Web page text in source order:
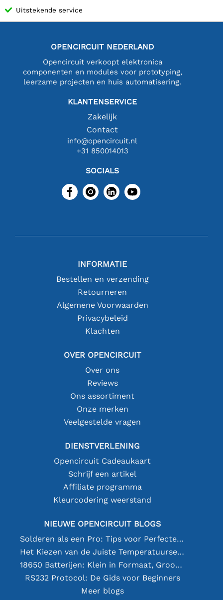
Uitstekende service
OPENCIRCUIT NEDERLAND
Opencircuit verkoopt elektronica
componenten en modules voor prototyping,
leerzame projecten en huis automatisering.
KLANTENSERVICE
Zakelijk
Contact
info@opencircuit.nl
+31 850014013
SOCIALS
INFORMATIE
Bestellen en verzending
Retourneren
Algemene Voorwaarden
Privacybeleid
Klachten
OVER OPENCIRCUIT
Over ons
Reviews
Ons assortiment
Onze merken
Veelgestelde vragen
DIENSTVERLENING
Opencircuit Cadeaukaart
Schrijf een artikel
Affiliate programma
Kleurcodering weerstand
NIEUWE OPENCIRCUIT BLOGS
Solderen als een Pro: Tips voor Perfecte Elektronische Verbindingen
Het Kiezen van de Juiste Temperatuursensor [youtube]
18650 Batterijen: Klein in Formaat, Groot in Prestatie
RS232 Protocol: De Gids voor Beginners
Meer blogs